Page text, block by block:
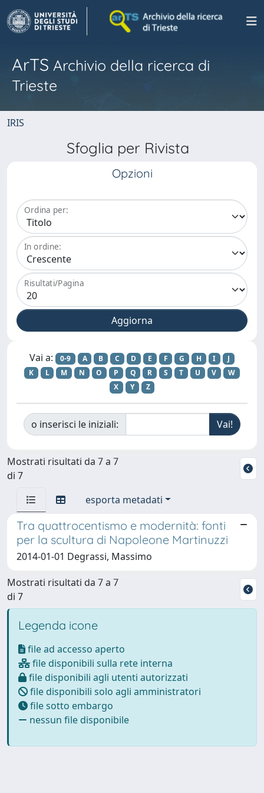
ArTS Archivio della ricerca di
Trieste
IRIS
Sfoglia per Rivista
Opzioni
Ordina per:
In ordine:
Risultati/Pagina
Vai a: 0-9 A B C D E F G H I
J
K
L M N O P Q R S T U V
W
X
Y Z
o inserisci le iniziali:
Mostrati risultati da 7 a 7
di 7
esporta metadati
Tra quattrocentismo e modernità: fonti
per la scultura di Napoleone Martinuzzi
2014-01-01 Degrassi, Massimo
Mostrati risultati da 7 a 7
di 7
Legenda icone
file ad accesso aperto
file disponibili sulla rete interna
file disponibili agli utenti autorizzati
file disponibili solo agli amministratori
file sotto embargo
nessun file disponibile